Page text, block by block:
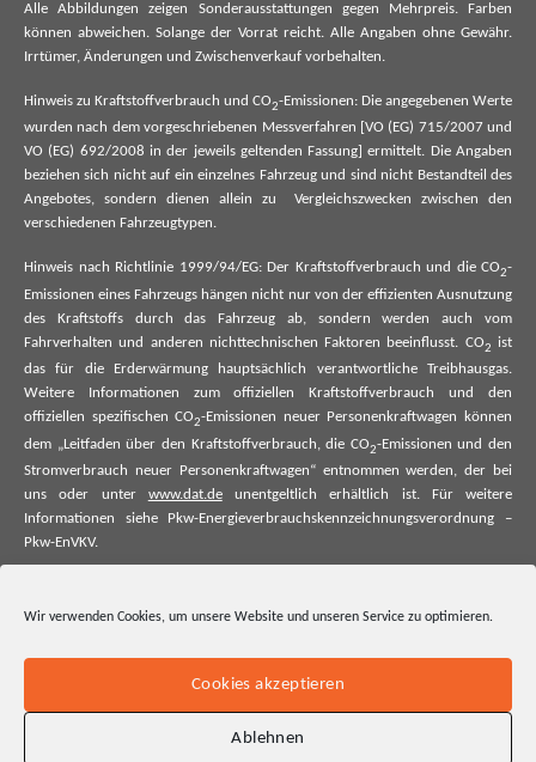
Wir verwenden Cookies, um unsere Website und unseren Service zu optimieren.
Cookies akzeptieren
Ablehnen
Alle Abbildungen zeigen Sonderausstattungen gegen Mehrpreis. Farben
können abweichen. Solange der Vorrat reicht. Alle Angaben ohne Gewähr.
Irrtümer, Änderungen und Zwischenverkauf vorbehalten.
Hinweis zu Kraftstoffverbrauch und CO2-Emissionen: Die angegebenen Werte
wurden nach dem vorgeschriebenen Messverfahren [VO (EG) 715/2007 und
VO (EG) 692/2008 in der jeweils geltenden Fassung] ermittelt. Die Angaben
beziehen sich nicht auf ein einzelnes Fahrzeug und sind nicht Bestandteil des
Angebotes, sondern dienen allein zu Vergleichszwecken zwischen den
verschiedenen Fahrzeugtypen.
Hinweis nach Richtlinie 1999/94/EG: Der Kraftstoffverbrauch und die CO2-
Emissionen eines Fahrzeugs hängen nicht nur von der effizienten Ausnutzung
des Kraftstoffs durch das Fahrzeug ab, sondern werden auch vom
Fahrverhalten und anderen nichttechnischen Faktoren beeinflusst. CO2 ist
das für die Erderwärmung hauptsächlich verantwortliche Treibhausgas.
Weitere Informationen zum offiziellen Kraftstoffverbrauch und den
offiziellen spezifischen CO2-Emissionen neuer Personenkraftwagen können
dem „Leitfaden über den Kraftstoffverbrauch, die CO2-Emissionen und den
Stromverbrauch neuer Personenkraftwagen“ entnommen werden, der bei
uns oder unter www.dat.deunentgeltlich erhältlich ist. Für weitere
Informationen siehe Pkw-Energieverbrauchskennzeichnungsverordnung –
Pkw-EnVKV.
offiziellen spezifischen CO₂-Emissionen und ggf. zum Stromverbrauch neuer
offiziellen spezifischen CO₂-Emissionen und den offiziellen Stromverbrauch
neuer Pkw entnommen werden. Dieser ist an allen Verkaufsstellen und bei
der Deutschen Automobil Treuhand GmbH unentgeltlich erhältlich, sowie